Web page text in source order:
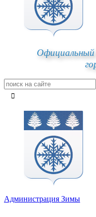
Администрация Зимы